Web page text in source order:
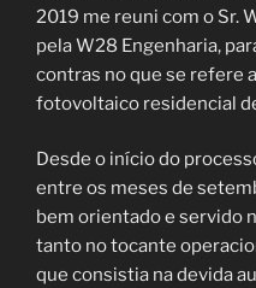
2019 me reuni com o Sr.
pela W28 Engenharia,
contras no que se refere
fotovoltaico residencial
Desde o início do
entre os meses de
bem orientado e servido
tanto no tocante
que consistia na devida